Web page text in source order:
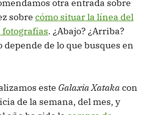
otra entrada sobre
sobre cómo situar la línea del
. ¿Abajo? ¿Arriba?
depende de lo que busques en
este Galaxia Xatakacon
de la semana, del mes, y